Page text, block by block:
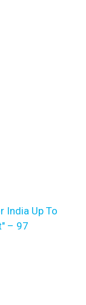
India Up To
– 97